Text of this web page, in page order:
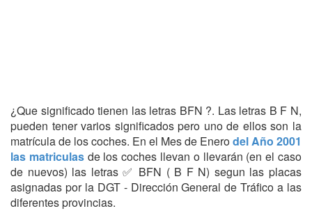
¿Que significado tienen las letras BFN ?. Las letras B F N,
pueden tener varios significados pero uno de ellos son la
matrícula de los coches. En el Mes de Enerodel Año 2001
las matriculas de los coches llevan o llevarán (en el caso
de nuevos) las letras ✅ BFN ( B F N) segun las placas
asignadas por la DGT - Dirección General de Tráfico a las
diferentes provincias.